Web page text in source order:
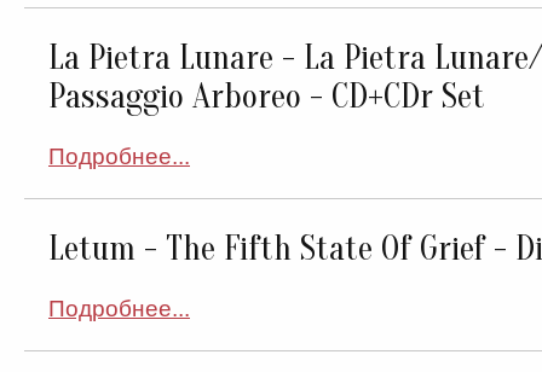
La Pietra Lunare - La Pietra
Passaggio Arboreo - CD+CDr Set
Подробнее...
Letum ‎- The Fifth State Of Grief -
Подробнее...